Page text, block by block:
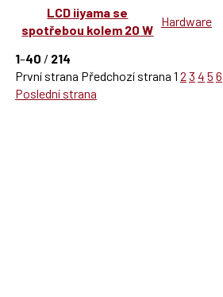
LCD iiyama se
spotřebou kolem 20 W
Hardware
1–40 / 214
První strana Předchozí strana 1 2 3 4 5 6
Poslední strana